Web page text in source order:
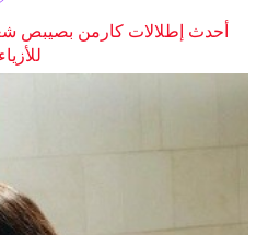
أحدث إطلالات كارمن بصيبص
للأزياء